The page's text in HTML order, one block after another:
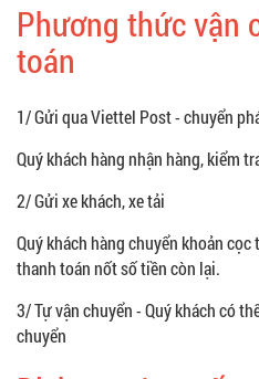
Phương thức vận
toán
1/ Gửi qua Viettel Post - chuyển
Quý khách hàng nhận hàng, kiểm
2/ Gửi xe khách, xe tải
Quý khách hàng chuyển khoản
thanh toán nốt số tiền còn lại.
3/ Tự vận chuyển - Quý khách có
chuyển